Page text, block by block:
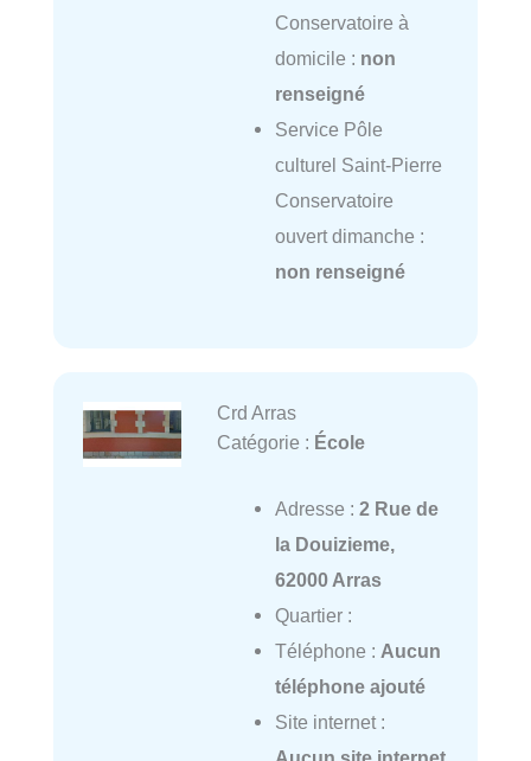
Conservatoire à
domicile : non
renseigné
Service Pôle
culturel Saint-Pierre
Conservatoire
ouvert dimanche :
non renseigné
Crd Arras
Catégorie : École
Adresse : 2 Rue de
la Douizieme,
62000 Arras
Quartier :
Téléphone : Aucun
téléphone ajouté
Site internet :